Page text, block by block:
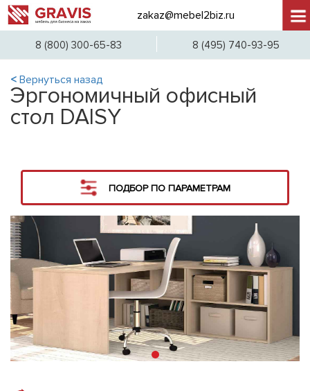
+7
zakaz@mebel2biz.ru
8 (800) 300-65-83 8 (495) 740-93-95
< Вернуться назад
Эргономичный офисный
стол DAISY
ПОДБОР ПО ПАРАМЕТРАМ